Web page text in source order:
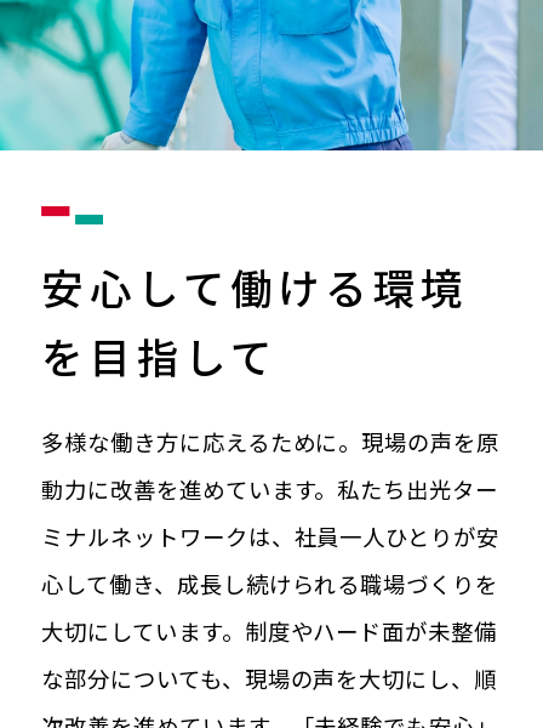
安心して働ける環境
を 目指して
多様な働き方に応えるために。現場の声を原
動力に改善を進めています。私たち出光ター
ミナルネットワークは、社員一人ひとりが安
心して働き、成長し続けられる職場づくりを
大切にしています。制度やハード面が未整備
な部分についても、現場の声を大切にし、順